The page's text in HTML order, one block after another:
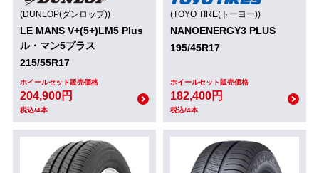
(DUNLOP(ダンロップ))
LE MANS V+(5+)LM5 Plus
ル・マン5プラス
215/55R17
ホイールセット販売価格
204,900円
税込/4本
(TOYO TIRE(トーヨー))
NANOENERGY3 PLUS
195/45R17
ホイールセット販売価格
182,400円
税込/4本